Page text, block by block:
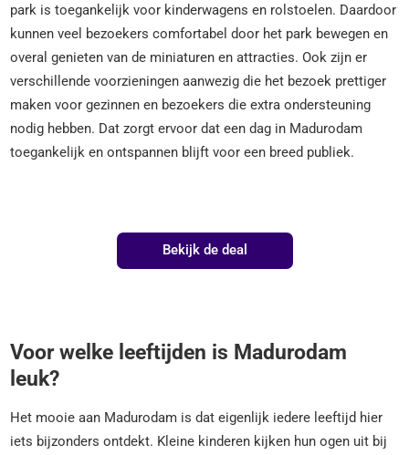
park is toegankelijk voor kinderwagens en rolstoelen. Daardoor
kunnen veel bezoekers comfortabel door het park bewegen en
overal genieten van de miniaturen en attracties. Ook zijn er
verschillende voorzieningen aanwezig die het bezoek prettiger
maken voor gezinnen en bezoekers die extra ondersteuning
nodig hebben. Dat zorgt ervoor dat een dag in Madurodam
toegankelijk en ontspannen blijft voor een breed publiek.
Bekijk de deal
Voor welke leeftijden is Madurodam
leuk?
Het mooie aan Madurodam is dat eigenlijk iedere leeftijd hier
iets bijzonders ontdekt. Kleine kinderen kijken hun ogen uit bij